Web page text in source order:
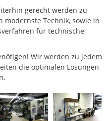
gerecht werden zu
modernste Technik, sowie in
für technische
Wir werden zu jedem
die optimalen Lösungen